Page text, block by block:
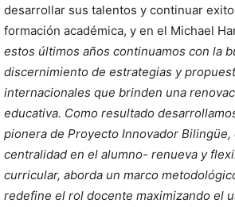
desarrollar sus talentos y continuar
formación académica, y en el Michael
estos últimos años continuamos con la
discernimiento de estrategias y
internacionales que brinden una
educativa. Como resultado
pionera de Proyecto Innovador
centralidad en el alumno- renueva y
curricular, aborda un marco
redefine el rol docente maximizando el